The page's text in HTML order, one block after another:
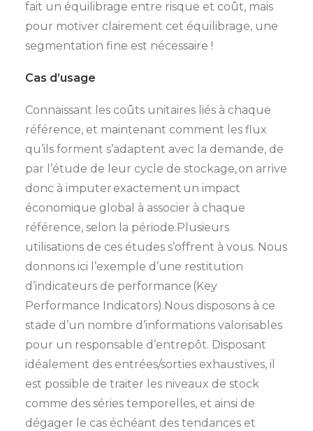
fait un équilibrage entre risque et coût, mais
pour motiver clairement cet équilibrage, une
segmentation fine est nécessaire !
Cas d’usage
Connaissant les coûts unitaires liés à chaque
référence, et maintenant comment les flux
qu’ils forment s’adaptent avec la demande, de
par l’étude de leur cycle de stockage, on arrive
donc à imputer exactement un impact
économique global à associer à chaque
référence, selon la période.Plusieurs
utilisations de ces études s’offrent à vous. Nous
donnons ici l’exemple d’une restitution
d’indicateurs de performance (Key
Performance Indicators).Nous disposons à ce
stade d’un nombre d’informations valorisables
pour un responsable d’entrepôt. Disposant
idéalement des entrées/sorties exhaustives, il
est possible de traiter les niveaux de stock
comme des séries temporelles, et ainsi de
dégager le cas échéant des tendances et